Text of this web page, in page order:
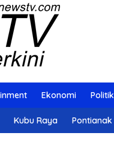
Ekonomi Politik
Kubu Raya Pontianak